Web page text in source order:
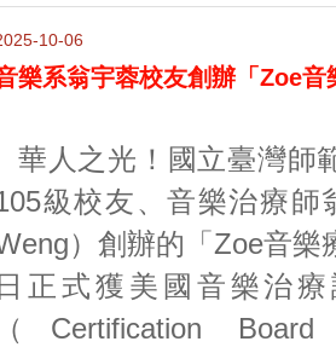
10-06
樂系翁宇蓉校友創辦「Zoe
華人之光！國立臺灣師
級校友、音樂治療師
）創辦的「Zoe音樂
日正式獲美國音樂治
（Certification